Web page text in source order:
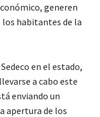
generen
los habitantes de la
en el estado,
a cabo este
enviando un
apertura de los